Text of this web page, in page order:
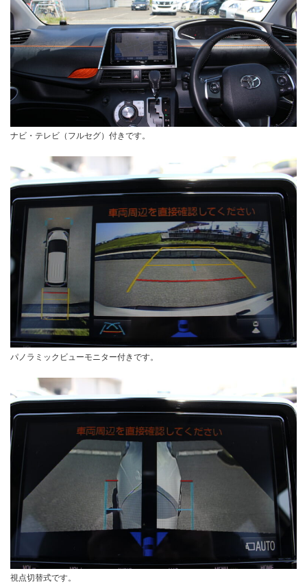
ナビ・テレビ（フルセグ）付きです。
パノラミックビューモニター付きです。
視点切替式です。